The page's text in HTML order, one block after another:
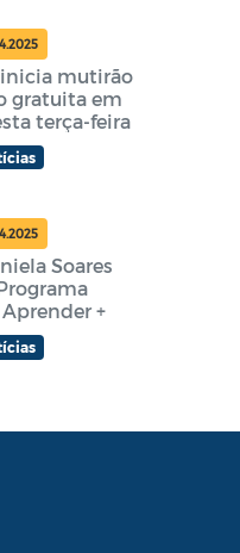
mutirão
gratuita em
terça-feira
Soares
+